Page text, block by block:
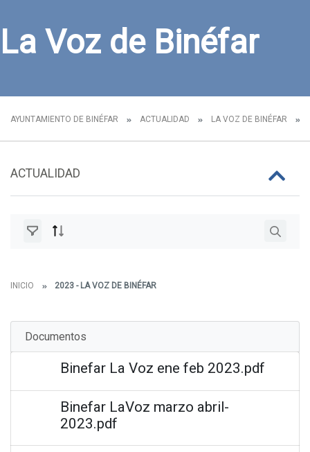
La Voz de Binéfar
AYUNTAMIENTO DE BINÉFAR ACTUALIDAD LA VOZ DE BINÉFAR
ACTUALIDAD
INICIO 2023 - LA VOZ DE BINÉFAR
Documentos
Binefar La Voz ene feb 2023.pdf
Binefar LaVoz marzo abril-
2023.pdf